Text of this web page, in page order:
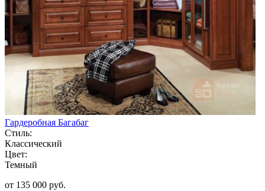
Гардеробная Багабаг
Стиль:
Классический
Цвет:
Темный
от 135 000 руб.